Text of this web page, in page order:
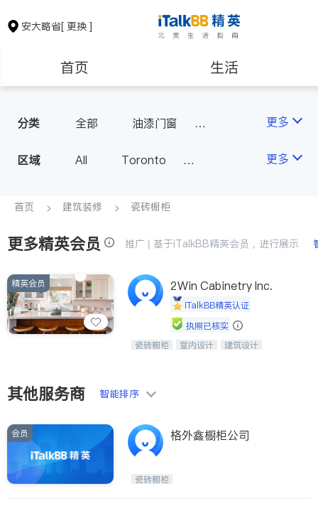
安大略省[ 更换 ]
首页 生活
保险理财
银行贷款
建筑装修
分类 全部
油漆门窗
地板建材
水电冷暖
更多
区域 All
Toronto
Scarborough
North York
Thornhill
Brampton
Kitchener
Newmarket
Etobicoke
Hamilton
Aurora
Waterloo
Vaughan
Whitby
Oshawa
Niagara Falls
Pickering
Concord
更多
首页 建筑装修 瓷砖橱柜
更多精英会员 推广 | 基于iTalkBB精英会员，进行展示
精英会员 2Win Cabinetry Inc.
iTalkBB精英认证
执照已核实
中华橱柜石材公司以实惠的价格提供实
家的选择。
瓷砖橱柜 室内设计
建筑设计
其他服务商 智能排序
会员 格外鑫橱柜公司
瓷砖橱柜